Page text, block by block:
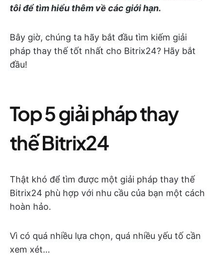
tôi để tìm hiểu thêm về các giới hạn.
Bây giờ, chúng ta hãy bắt đầu tìm kiếm giải
pháp thay thế tốt nhất cho Bitrix24? Hãy bắt
đầu!
Top 5 giải pháp thay
thế Bitrix24
Thật khó để tìm được một giải pháp thay thế
Bitrix24 phù hợp với nhu cầu của bạn một cách
hoàn hảo.
Vì có quá nhiều lựa chọn, quá nhiều yếu tố cần
xem xét…